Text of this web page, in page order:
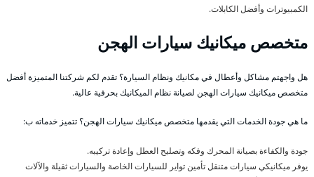
الكمبيوترات وأفضل الكابلات.
متخصص ميكانيك سيارات الهجن
هل واجهتم مشاكل وأعطال في مكانيك ونظام السيارة؟ تقدم لكم شركتنا المتميزة أفضل
متخصص ميكانيك سيارات الهجن لصيانة نظام الميكانيك بحرفية عالية.
ما هي جودة الخدمات التي يقدمها متخصص ميكانيك سيارات الهجن؟ تتميز خدماته ب:
جودة والكفاءة بصيانة المحرك وفكه وتصليح العطل وإعادة تركيبه.
يوفر ميكانيكي سيارات متنقل تأمين تواير للسيارات الخاصة والسيارات ثقيلة والآلات